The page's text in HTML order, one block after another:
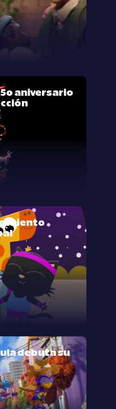
aniversario
debuta su